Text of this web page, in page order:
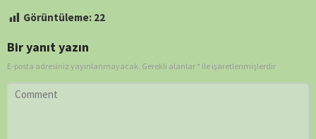
Görüntüleme: 22
Bir yanıt yazın
E-posta adresiniz yayınlanmayacak. Gerekli alanlar * ile işaretlenmişlerdir